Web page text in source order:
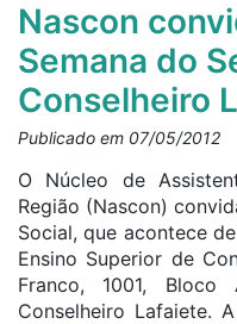
Nascon
Semana do
Conselheiro
Publicado em 07/05/2012
O Núcleo de
Região (Nascon)
Social, que acontece
Ensino Superior de
Franco, 1001,
Conselheiro Lafaiete.